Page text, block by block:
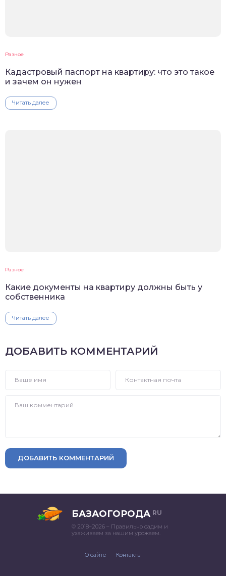
Разное
Кадастровый паспорт на квартиру: что это такое
и зачем он нужен
Читать далее
Разное
Какие документы на квартиру должны быть у
собственника
Читать далее
ДОБАВИТЬ КОММЕНТАРИЙ
ДОБАВИТЬ КОММЕНТАРИЙ
БАЗАОГОРОДА RU
© 2018–2026 – Правильно садим и
ухаживаем за нашим урожаем.
О сайте Контакты